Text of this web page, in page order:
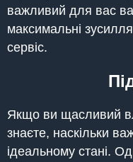
важливий для вас
максимальні
сервіс.
Якщо ви щасливий
знаєте, наскільки
ідеальному стані.